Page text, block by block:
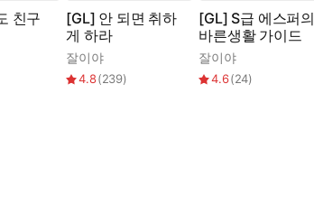
을 마비시키는 강렬한 쾌감이었다.
친구
[GL] 안 되면 취하
게 하라
잘이야
4.8(239)
[GL] S급 에스퍼의
바른생활 가이드
잘이야
4.6(24)